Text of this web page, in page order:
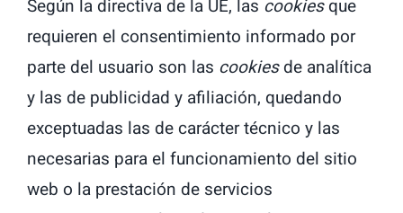
Según la directiva de la UE, las cookiesque
requieren el consentimiento informado por
parte del usuario son las cookiesde analítica
y las de publicidad y afiliación, quedando
exceptuadas las de carácter técnico y las
necesarias para el funcionamiento del sitio
web o la prestación de servicios